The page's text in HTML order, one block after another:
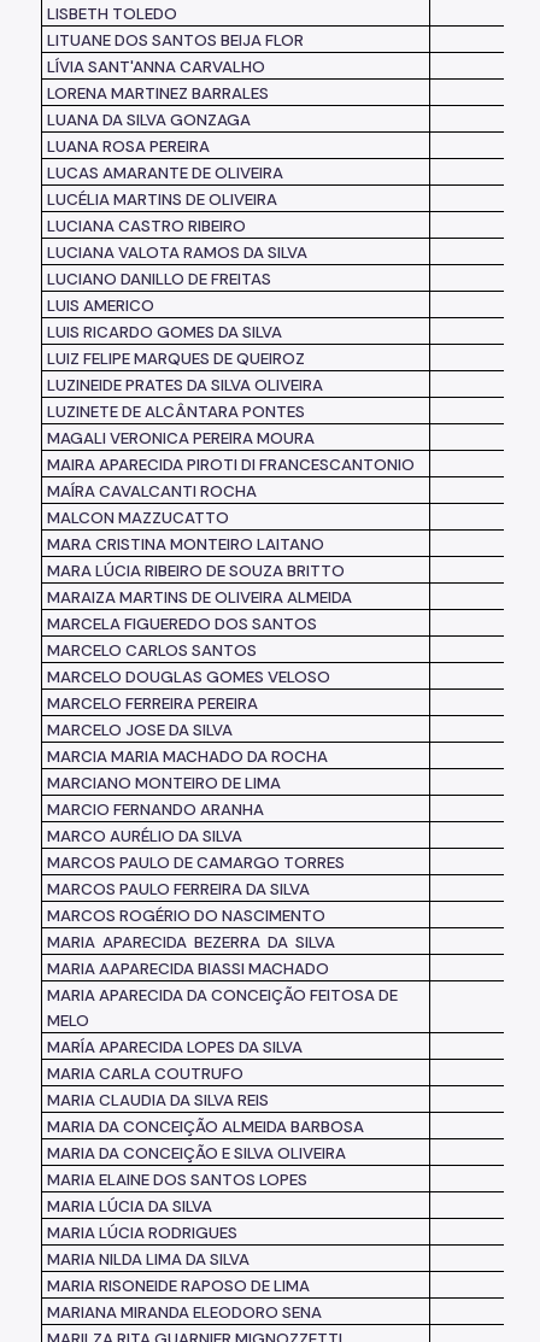
LISBETH TOLEDO
LITUANE DOS SANTOS BEIJA FLOR
LÍVIA SANT'ANNA CARVALHO
LORENA MARTINEZ BARRALES
LUANA DA SILVA GONZAGA
LUANA ROSA PEREIRA
LUCAS AMARANTE DE OLIVEIRA
LUCÉLIA MARTINS DE OLIVEIRA
LUCIANA CASTRO RIBEIRO
LUCIANA VALOTA RAMOS DA SILVA
LUCIANO DANILLO DE FREITAS
LUIS AMERICO
LUIS RICARDO GOMES DA SILVA
LUIZ FELIPE MARQUES DE QUEIROZ
LUZINEIDE PRATES DA SILVA OLIVEIRA
LUZINETE DE ALCÂNTARA PONTES
MAGALI VERONICA PEREIRA MOURA
MAIRA APARECIDA PIROTI DI FRANCESCANTONIO
MAÍRA CAVALCANTI ROCHA
MALCON MAZZUCATTO
MARA CRISTINA MONTEIRO LAITANO
MARA LÚCIA RIBEIRO DE SOUZA BRITTO
MARAIZA MARTINS DE OLIVEIRA ALMEIDA
MARCELA FIGUEREDO DOS SANTOS
MARCELO CARLOS SANTOS
MARCELO DOUGLAS GOMES VELOSO
MARCELO FERREIRA PEREIRA
MARCELO JOSE DA SILVA
MARCIA MARIA MACHADO DA ROCHA
MARCIANO MONTEIRO DE LIMA
MARCIO FERNANDO ARANHA
MARCO AURÉLIO DA SILVA
MARCOS PAULO DE CAMARGO TORRES
MARCOS PAULO FERREIRA DA SILVA
MARCOS ROGÉRIO DO NASCIMENTO
MARIA APARECIDA BEZERRA DA SILVA
MARIA AAPARECIDA BIASSI MACHADO
MARIA APARECIDA DA CONCEIÇÃO FEITOSA DE
MELO
MARÍA APARECIDA LOPES DA SILVA
MARIA CARLA COUTRUFO
MARIA CLAUDIA DA SILVA REIS
MARIA DA CONCEIÇÃO ALMEIDA BARBOSA
MARIA DA CONCEIÇÃO E SILVA OLIVEIRA
MARIA ELAINE DOS SANTOS LOPES
MARIA LÚCIA DA SILVA
MARIA LÚCIA RODRIGUES
MARIA NILDA LIMA DA SILVA
MARIA RISONEIDE RAPOSO DE LIMA
MARIANA MIRANDA ELEODORO SENA